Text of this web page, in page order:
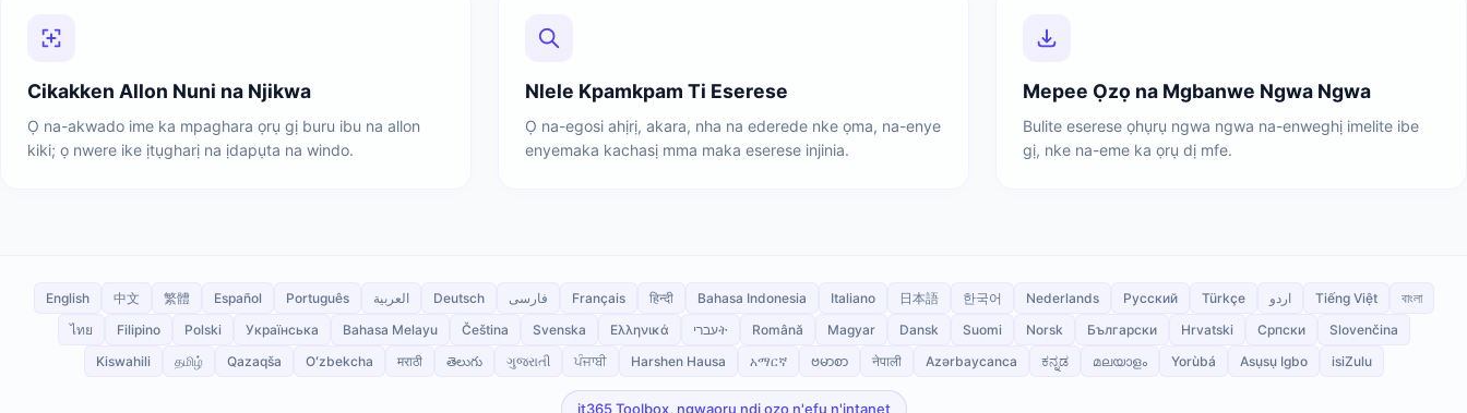
Cikakken Allon Nuni na Njikwa
Ọ na-akwado ime ka mpaghara ọrụ gị buru ibu na allon
kiki; ọ nwere ike ịtụgharị na ịdapụta na windo.
Nlele Kpamkpam Ti Eserese
Ọ na-egosi ahịrị, akara, nha na ederede nke ọma, na-enye
enyemaka kachasị mma maka eserese injinia.
Mepee Ọzọ na Mgbanwe Ngwa Ngwa
Bulite eserese ọhụrụ ngwa ngwa na-enweghị imelite ibe
gị, nke na-eme ka ọrụ dị mfe.
English 中文 繁體 Español Português العربية Deutsch فارسی Français हिन्दी Bahasa Indonesia Italiano 日本語 한국어 Nederlands Русский Türkçe اردو Tiếng Việt
বাংলা
ไทย
Filipino Polski Українська Bahasa Melayu Čeština Svenska Ελληνικά עבריት Română Magyar Dansk Suomi Norsk Български Hrvatski Српски
Slovenčina
Kiswahili
தமிழ் Qazaqša Oʻzbekcha मराठी తెలుగు ગુજરાતી ਪੰਜਾਬੀ Harshen Hausa አማርኛ ဗမာစာ नेपाली Azərbaycanca ಕನ್ನಡ മലയാളം Yorùbá Asụsụ Igbo isiZulu
it365 Toolbox, ngwaọrụ ndị ọzọ n'efu n'ịntanet